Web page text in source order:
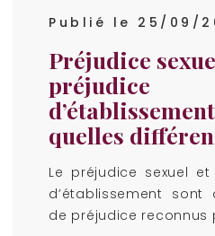
Publié le 25/09/
Préjudice
préjudice
quelles
Le préjudice sexuel
d’établissement sont
de préjudice reconnus